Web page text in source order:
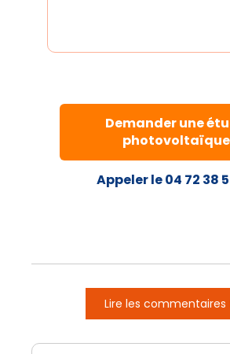
Demander une
photovoltaïque
Appeler le 04 72 38
Lire les commentaires